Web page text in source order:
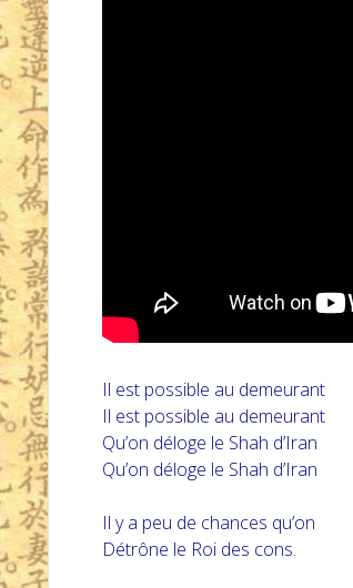
Il est possible au demeurant
Il est possible au demeurant
Qu’on déloge le Shah d’Iran
Qu’on déloge le Shah d’Iran
Il y a peu de chances qu’on
Détrône le Roi des cons.